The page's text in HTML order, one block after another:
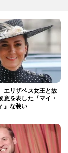
エリザベス女王と故
意を表した『マイ・
』な装い